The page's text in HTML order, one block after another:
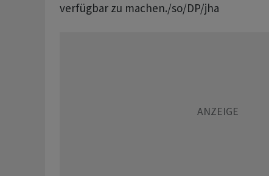
verfügbar zu machen./so/DP/jha